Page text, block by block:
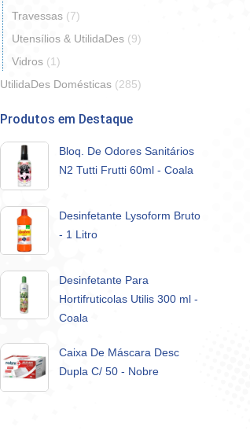
Travessas (7)
Utensílios & UtilidaDes (9)
Vidros (1)
UtilidaDes Domésticas (285)
Produtos em Destaque
Bloq. De Odores Sanitários
N2 Tutti Frutti 60ml - Coala
Desinfetante Lysoform Bruto
- 1 Litro
Desinfetante Para
Hortifruticolas Utilis 300 ml -
Coala
Caixa De Máscara Desc
Dupla C/ 50 - Nobre